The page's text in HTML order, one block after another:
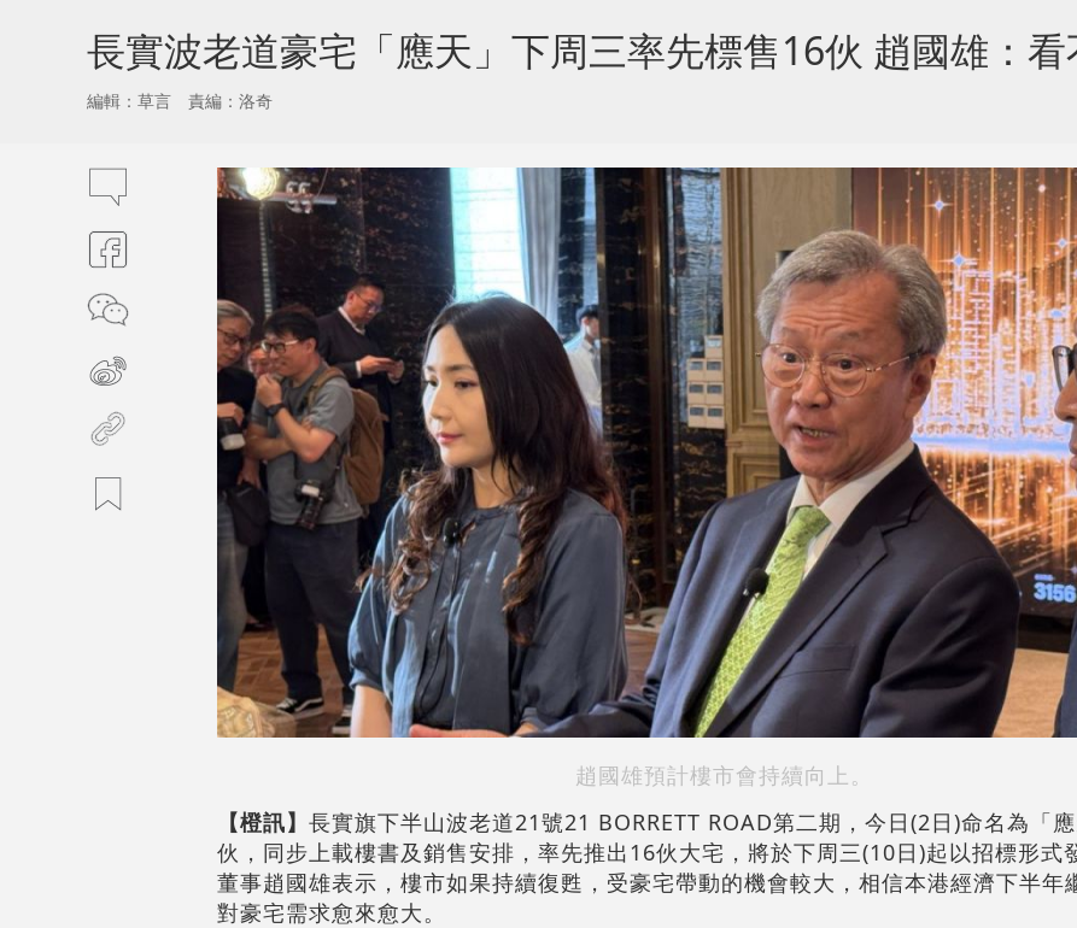
長實波老道豪宅「應天」下周三率先標售16伙 趙國雄：
編輯：草言 責編：洛奇
趙國雄預計樓市會持續向上。
【橙訊】 長實旗下半山波老道21號21 BORRETT ROAD第二期，今日(2日)命名為「
伙，同步上載樓書及銷售安排，率先推出16伙大宅，將於下周三(10日)起以招標形式
董事趙國雄表示，樓市如果持續復甦，受豪宅帶動的機會較大，相信本港經濟下半年
對豪宅需求愈來愈大。